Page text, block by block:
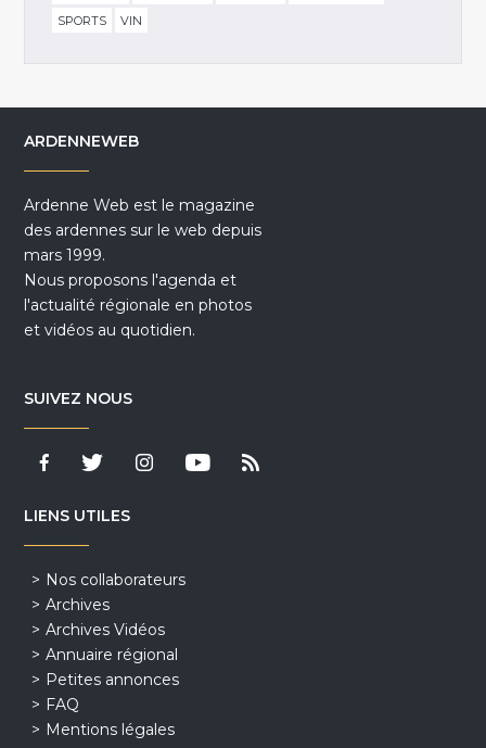
SPORTS
VIN
ARDENNEWEB
Ardenne Web est le magazine
des ardennes sur le web depuis
mars 1999.
Nous proposons l'agenda et
l'actualité régionale en photos
et vidéos au quotidien.
SUIVEZ NOUS
LIENS UTILES
Nos collaborateurs
Archives
Archives Vidéos
Annuaire régional
Petites annonces
FAQ
Mentions légales